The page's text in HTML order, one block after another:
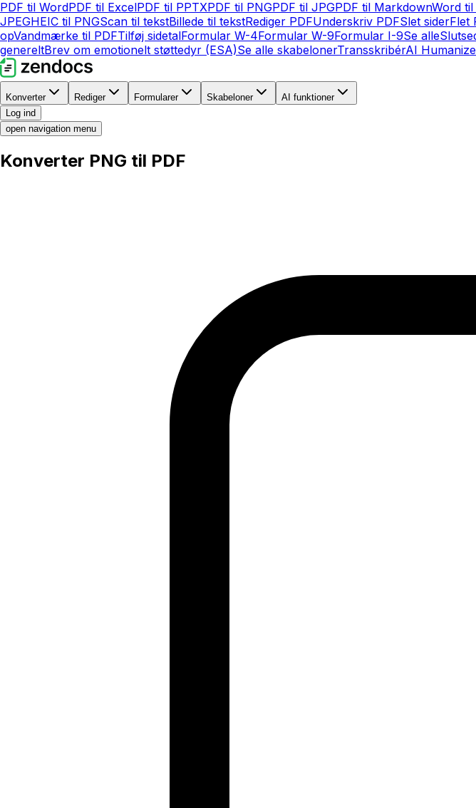
PDF til WordPDF til ExcelPDF til PPTXPDF til PNGPDF til JPGPDF til MarkdownWord til
JPEGHEIC til PNGScan til tekstBillede til tekstRediger PDFUnderskriv PDFSlet siderFlet
opVandmærke til PDFTilføj sidetalFormular W-4Formular W-9Formular I-9Se alle
genereltBrev om emotionelt støttedyr (ESA)Se alle skabelonerTransskribérAI
Konverter Rediger Formularer Skabeloner
AI funktioner
Log ind
open navigation menu
Konverter PNG til PDF